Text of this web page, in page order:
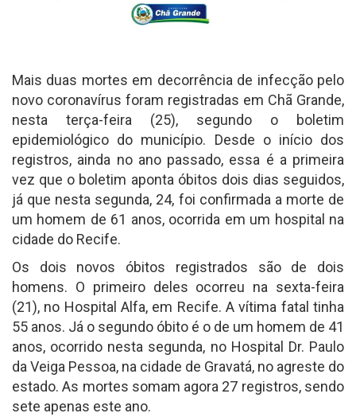
Mais duas mortes em decorrência de infecção pelo
novo coronavírus foram registradas em Chã Grande,
nesta terça-feira (25), segundo o boletim
epidemiológico do município. Desde o início dos
registros, ainda no ano passado, essa é a primeira
vez que o boletim aponta óbitos dois dias seguidos,
já que nesta segunda, 24, foi confirmada a morte de
um homem de 61 anos, ocorrida em um hospital na
cidade do Recife.
Os dois novos óbitos registrados são de dois
homens. O primeiro deles ocorreu na sexta-feira
(21), no Hospital Alfa, em Recife. A vítima fatal tinha
55 anos. Já o segundo óbito é o de um homem de 41
anos, ocorrido nesta segunda, no Hospital Dr. Paulo
da Veiga Pessoa, na cidade de Gravatá, no agreste do
estado. As mortes somam agora 27 registros, sendo
sete apenas este ano.